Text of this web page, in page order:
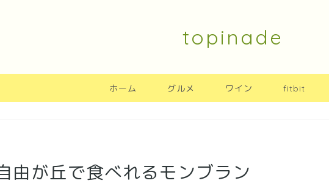
topinade
ホーム グルメ ワイン fitbit
由が丘で食べれるモンブラン